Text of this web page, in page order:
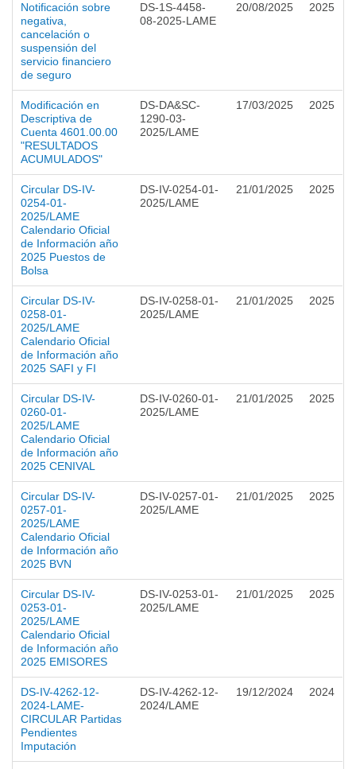
Notificación sobre
negativa,
cancelación o
suspensión del
servicio financiero
de seguro
DS-1S-4458-
08-2025-LAME
20/08/2025 2025
Modificación en
Descriptiva de
Cuenta 4601.00.00
"RESULTADOS
ACUMULADOS"
DS-DA&SC-
1290-03-
2025/LAME
17/03/2025 2025
Circular DS-IV-
0254-01-
2025/LAME
Calendario Oficial
de Información año
2025 Puestos de
Bolsa
DS-IV-0254-01-
2025/LAME
21/01/2025 2025
Circular DS-IV-
0258-01-
2025/LAME
Calendario Oficial
de Información año
2025 SAFI y FI
DS-IV-0258-01-
2025/LAME
21/01/2025 2025
Circular DS-IV-
0260-01-
2025/LAME
Calendario Oficial
de Información año
2025 CENIVAL
DS-IV-0260-01-
2025/LAME
21/01/2025 2025
Circular DS-IV-
0257-01-
2025/LAME
Calendario Oficial
de Información año
2025 BVN
DS-IV-0257-01-
2025/LAME
21/01/2025 2025
Circular DS-IV-
0253-01-
2025/LAME
Calendario Oficial
de Información año
2025 EMISORES
DS-IV-0253-01-
2025/LAME
21/01/2025 2025
DS-IV-4262-12-
2024-LAME-
CIRCULAR Partidas
Pendientes
Imputación
DS-IV-4262-12-
2024/LAME
19/12/2024 2024